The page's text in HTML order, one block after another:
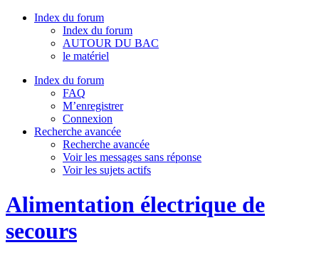
Index du forum
Index du forum
AUTOUR DU BAC
le matériel
Index du forum
FAQ
M’enregistrer
Connexion
Recherche avancée
Recherche avancée
Voir les messages sans réponse
Voir les sujets actifs
Alimentation électrique de
secours